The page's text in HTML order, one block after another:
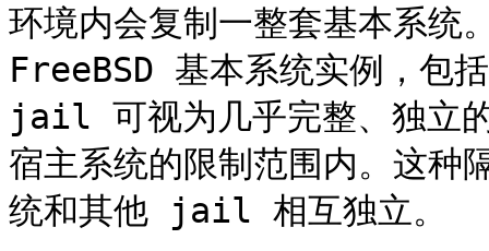
环境内会复制一整套基本系
FreeBSD 基本系统实例，包
jail 可视为几乎完整、独立
宿主系统的限制范围内。这
统和其他 jail 相互独立。